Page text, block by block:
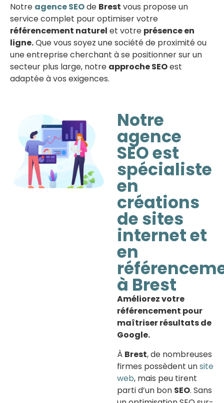
Notre agence SEOde Brest vous propose un
service complet pour optimiser votre
référencement naturel et votre présence en
ligne.Que vous soyez une société de proximité ou
une entreprise cherchant à se positionner sur un
secteur plus large, notre approche SEOest
adaptée à vos exigences.
Notre
agence
SEO est
spécialiste
en
créations
de sites
internet et
en
à Brest
Améliorez votre
référencement pour
maîtriser résultats de
Google.
À Brest, de nombreuses
firmes possèdent unsite
web, mais peu tirent
parti d’un bon SEO. Sans